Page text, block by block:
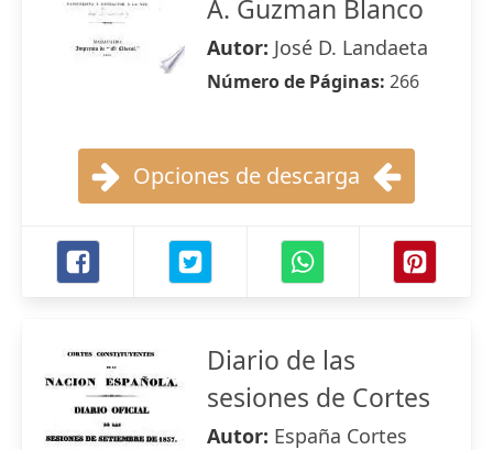
A. Guzman Blanco
Autor: José D. Landaeta
Número de Páginas: 266
Opciones de descarga
Diario de las
sesiones de Cortes
Autor: España Cortes